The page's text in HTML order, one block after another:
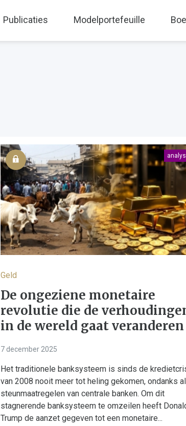
Publicaties Modelportefeuille
Geld
De ongeziene monetaire
revolutie die de
in de wereld gaat veranderen
7 december 2025
Het traditionele banksysteem is sinds de
van 2008 nooit meer tot heling gekomen, ondanks
steunmaatregelen van centrale banken. Om dit
stagnerende banksysteem te omzeilen heeft
Trump de aanzet gegeven tot een monetaire...